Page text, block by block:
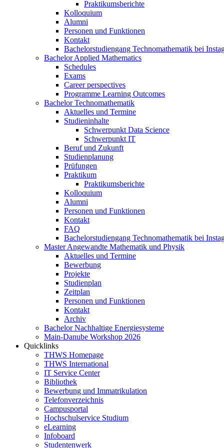
Praktikumsberichte
Kolloquium
Alumni
Personen und Funktionen
Kontakt
Bachelorstudiengang Technomathematik bei
Bachelor Applied Mathematics
Schedules
Exams
Career perspectives
Programme Learning Outcomes
Bachelor Technomathematik
Aktuelles und Termine
Studieninhalte
Schwerpunkt Data Science
Schwerpunkt IT
Beruf und Zukunft
Studienplanung
Prüfungen
Praktikum
Praktikumsberichte
Kolloquium
Alumni
Personen und Funktionen
Kontakt
FAQ
Bachelorstudiengang Technomathematik bei
Master Angewandte Mathematik und Physik
Aktuelles und Termine
Bewerbung
Projekte
Studienplan
Zeitplan
Personen und Funktionen
Kontakt
Archiv
Bachelor Nachhaltige Energiesysteme
Main-Danube Workshop 2026
Quicklinks
THWS Homepage
THWS International
IT Service Center
Bibliothek
Bewerbung und Immatrikulation
Telefonverzeichnis
Campusportal
Hochschulservice Studium
eLearning
Infoboard
Studentenwerk